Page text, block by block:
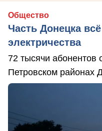
Общество
Часть Донецка
электричества
72 тысячи абонентов
Петровском районах